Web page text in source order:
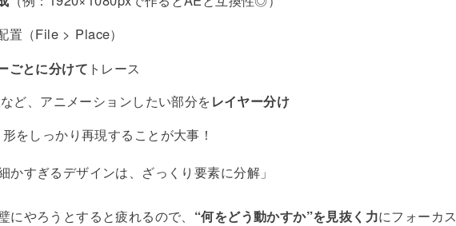
置（File > Place）
ごとに分けて トレース
ど、アニメーションしたい部分をレイヤー分け
をしっかり再現することが大事！
かすぎるデザインは、ざっくり要素に分解」
にやろうとすると疲れるので、 “何をどう動かすか”を見抜く力にフォーカス